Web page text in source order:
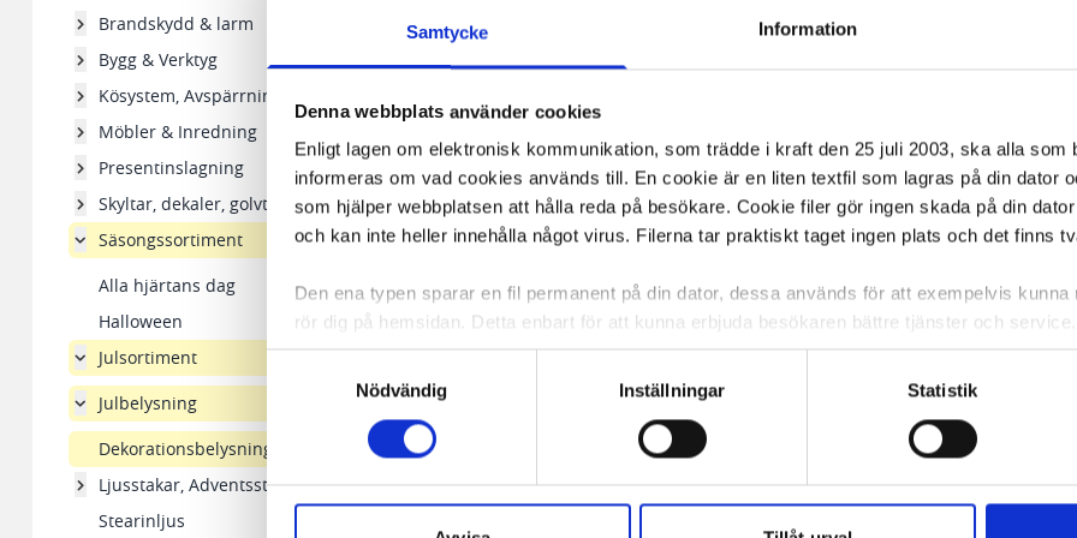
Samtycke Information
Denna webbplats använder cookies
Enligt lagen om elektronisk kommunikation, som trädde i kraft den 25 juli 2003, ska alla som
informeras om vad cookies används till. En cookie är en liten textfil som lagras på din dator
som hjälper webbplatsen att hålla reda på besökare. Cookie filer gör ingen skada på din
och kan inte heller innehålla något virus. Filerna tar praktiskt taget ingen plats och det finns
Den ena typen sparar en fil permanent på din dator, dessa används för att exempelvis
rör dig på hemsidan. Detta enbart för att kunna erbjuda besökaren bättre tjänster och
de flesta webbläsare har funktioner för detta. Informationen som sparas på din dator är
någon koppling till personlig information, alltså helt anonymt.
Den andra typen av cookies som vanligtvis används är session cookies. Under tiden du är
Nödvändig
Inställningar Statistik
Brandskydd & larm
Bygg & Verktyg
Kösystem, Avspärrningsstolpar
Möbler & Inredning
Presentinslagning
Skyltar, dekaler, golvtejp
Säsongssortiment
Alla hjärtans dag
Halloween
Julsortiment
Julbelysning
Dekorationsbelysning
Ljusstakar, Adventsstjärnor
Stearinljus
9,78 kr/fp
I lager 42 fp ca 1-2 dagar
76,56 kr/st
I lager 97 st ca 1-2 dagar
+
I lager 50